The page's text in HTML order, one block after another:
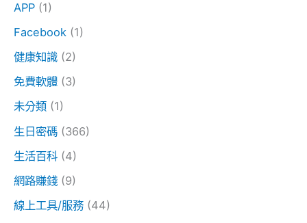
APP (1)
Facebook (1)
健康知識 (2)
免費軟體 (3)
未分類 (1)
生日密碼 (366)
生活百科 (4)
網路賺錢 (9)
線上工具/服務 (44)